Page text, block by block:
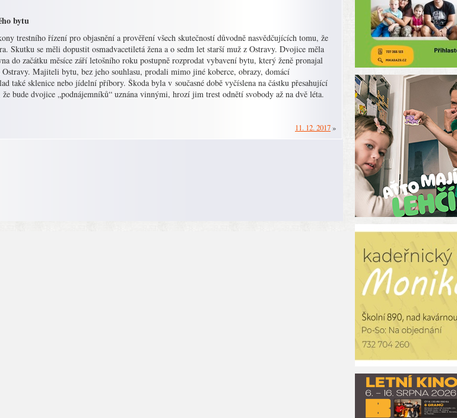
bytu
trestního řízení pro objasnění a prověření všech skutečností důvodně nasvědčujících tomu, že
Skutku se měli dopustit osmadvacetiletá žena a o sedm let starší muž z Ostravy. Dvojice měla
do začátku měsíce září letošního roku postupně rozprodat vybavení bytu, který ženě pronajal
Ostravy. Majiteli bytu, bez jeho souhlasu, prodali mimo jiné koberce, obrazy, domácí
také sklenice nebo jídelní příbory. Škoda byla v současné době vyčíslena na částku přesahující
bude dvojice „podnájemníků“ uznána vinnými, hrozí jim trest odnětí svobody až na dvě léta.
11. 12. 2017»